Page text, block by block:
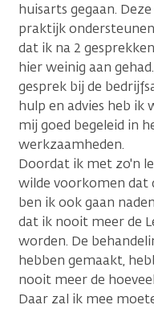
huisarts gegaan.
praktijk
dat ik na 2
hier weinig aan
gesprek bij de
hulp en advies heb ik
mij goed begeleid in
werkzaamheden.
Doordat ik met zo'n
wilde voorkomen dat
ben ik ook gaan
dat ik nooit meer de
worden. De
hebben gemaakt,
nooit meer de
Daar zal ik mee